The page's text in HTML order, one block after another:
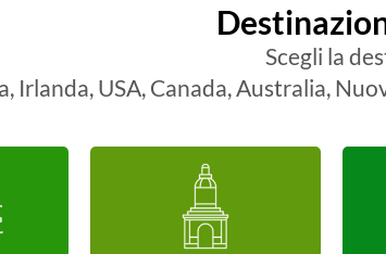
Scegli la
Irlanda, USA, Canada, Australia,